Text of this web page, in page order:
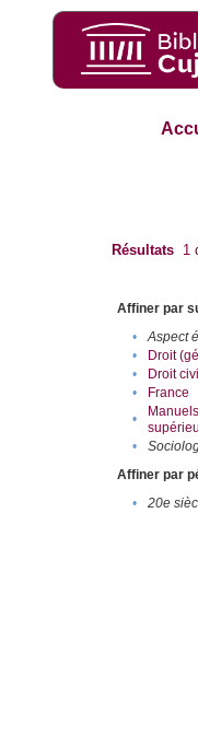
Résultats 1
Affiner par
•
Aspect
•
Droit
•
Droit civil
•
France
•
•
Affiner par
•
20e